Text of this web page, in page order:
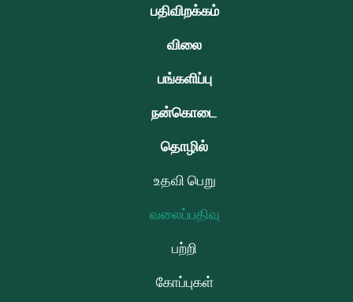
பதிவிறக்கம்
விலை
பங்களிப்பு
நன்கொடை
தொழில்
உதவி பெறு
வலைப்பதிவு
பற்றி
கோப்புகள்